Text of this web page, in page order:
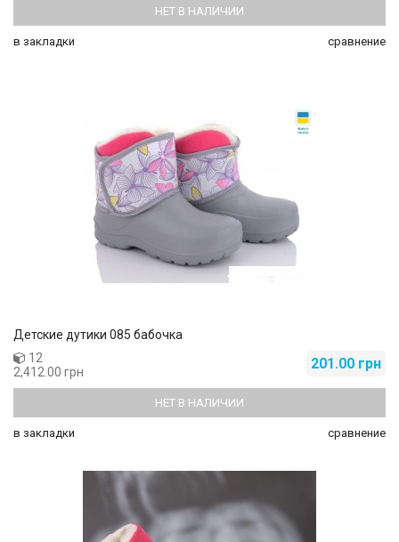
НЕТ В НАЛИЧИИ
в закладки сравнение
Детские дутики 085 бабочка
201.00 грн
12
2,412.00 грн
НЕТ В НАЛИЧИИ
в закладки сравнение